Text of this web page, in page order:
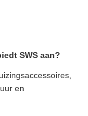
SWS aan?
en